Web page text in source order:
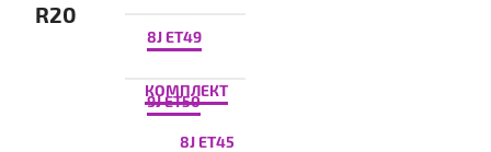
R20
8J ET49
КОМПЛЕКТ
9J ET50
8J ET45